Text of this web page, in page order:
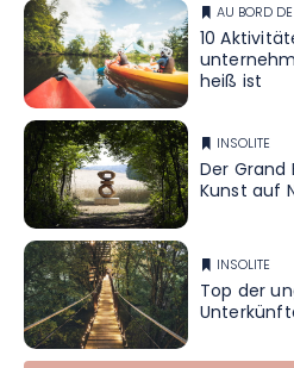
AU BORD
10
heiß ist
INSOLITE
Der Grand
Kunst auf
INSOLITE
Top der